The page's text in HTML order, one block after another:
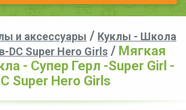
и аксессуары / Куклы - Школа
DC Super Hero Girls / Мягкая
- Супер Герл -Super Girl -
Super Hero Girls